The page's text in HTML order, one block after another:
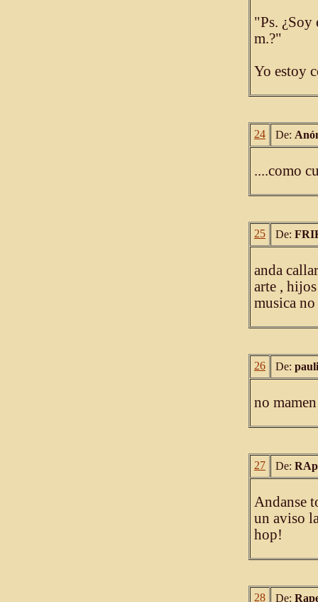
"Ps. ¿Soy
m.?"
Yo estoy
24 De:
....como
25 De:
anda
arte ,
musica
26 De:
no
27 De:
Andanse
un aviso
hop!
28 De: